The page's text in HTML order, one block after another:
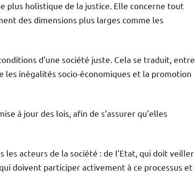
plus holistique de la justice. Elle concerne tout
des dimensions plus larges comme les
d’une société juste. Cela se traduit, entre
les inégalités socio-économiques et la promotion
à jour des lois, afin de s’assurer qu’elles
acteurs de la société : de l’Etat, qui doit veiller
doivent participer activement à ce processus et